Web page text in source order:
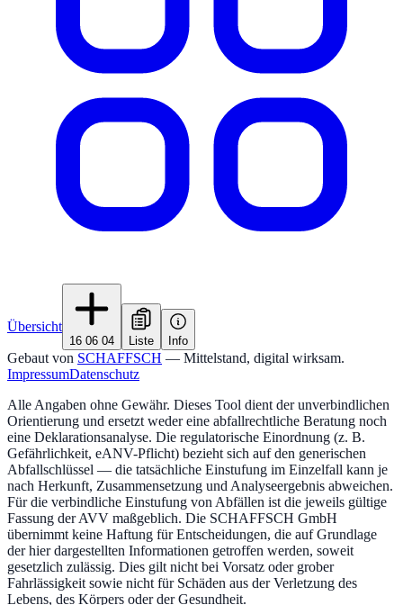
Übersicht
16 06 04 Liste Info
Gebaut von SCHAFFSCH — Mittelstand, digital wirksam.
ImpressumDatenschutz
Alle Angaben ohne Gewähr. Dieses Tool dient der unverbindlichen
Orientierung und ersetzt weder eine abfallrechtliche Beratung noch
eine Deklarationsanalyse. Die regulatorische Einordnung (z. B.
Gefährlichkeit, eANV-Pflicht) bezieht sich auf den generischen
Abfallschlüssel — die tatsächliche Einstufung im Einzelfall kann je
nach Herkunft, Zusammensetzung und Analyseergebnis abweichen.
Für die verbindliche Einstufung von Abfällen ist die jeweils gültige
Fassung der AVV maßgeblich. Die SCHAFFSCH GmbH
übernimmt keine Haftung für Entscheidungen, die auf Grundlage
der hier dargestellten Informationen getroffen werden, soweit
gesetzlich zulässig. Dies gilt nicht bei Vorsatz oder grober
Fahrlässigkeit sowie nicht für Schäden aus der Verletzung des
Lebens, des Körpers oder der Gesundheit.